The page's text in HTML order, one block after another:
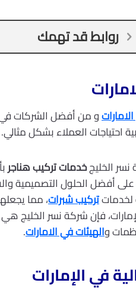
روابط قد تهمك
و من أفضل الشركات في
العملاء بشكل مثالي.
الخليجخدمات تركيب هناجر
أفضل الحلول التصميمية
لخدماتتركيب شبرات، مما
فإن شركة نسر
والهيئات في الامارات.
في الإمارات